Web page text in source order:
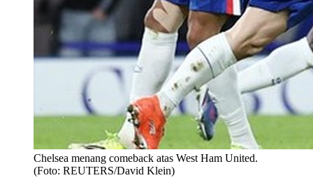
Chelsea menang comeback atas West Ham United.
(Foto: REUTERS/David Klein)